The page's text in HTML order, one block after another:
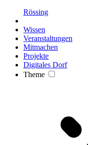
Rössing
Wissen
Veranstaltungen
Mitmachen
Projekte
Digitales Dorf
Theme